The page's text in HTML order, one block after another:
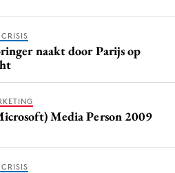
naakt door Parijs op
Media Person 2009